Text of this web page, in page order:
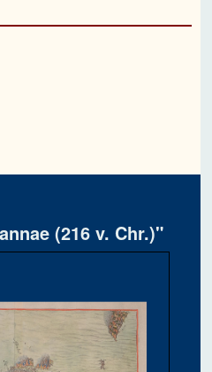
(216 v. Chr.)"